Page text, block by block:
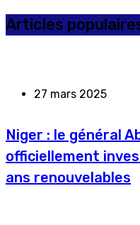
Articles
27 mars 2025
Niger : le général
officiellement
ans renouvelables